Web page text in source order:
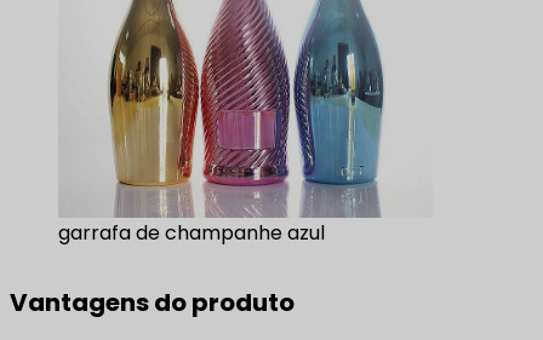
garrafa de champanhe azul
Vantagens do produto